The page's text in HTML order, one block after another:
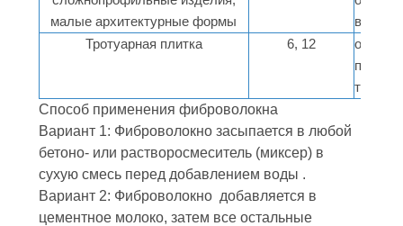
малые архитектурные формы
Тротуарная плитка
6, 12
от 0,6
Способ применения фиброволокна
Вариант 1: Фиброволокно засыпается в любой
бетоно- или растворосмеситель (миксер) в
сухую смесь перед добавлением воды .
Вариант 2: Фиброволокно добавляется в
цементное молоко, затем все остальные